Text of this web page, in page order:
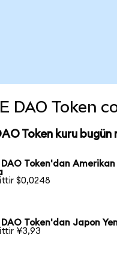
DAO Token
Token kuru bugün
DAO Token'dan Amerikan
$0,0248
DAO Token'dan Japon
¥3,93